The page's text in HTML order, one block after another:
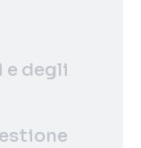
e degli